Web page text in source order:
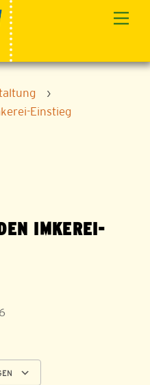
›
Einstieg
IMKEREI-